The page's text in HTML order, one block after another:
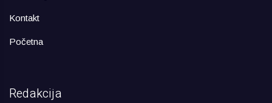
Kontakt
Početna
Redakcija